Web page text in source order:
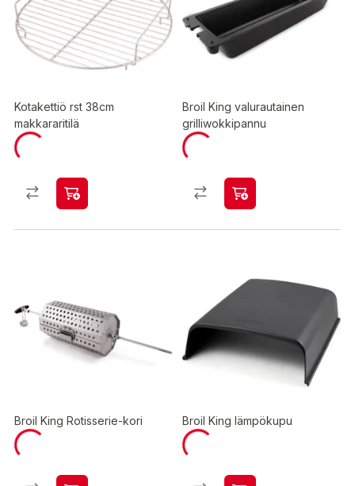
Kotakettiö rst 38cm
makkararitilä
Broil King valurautainen
grilliwokkipannu
Broil King Rotisserie-kori Broil King lämpökupu